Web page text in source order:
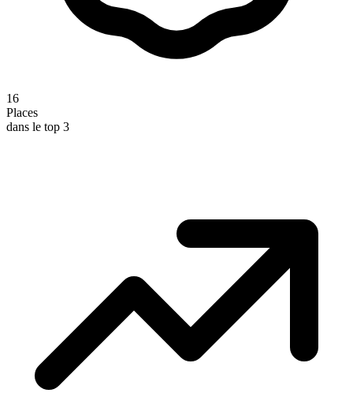
16
Places
dans le top 3